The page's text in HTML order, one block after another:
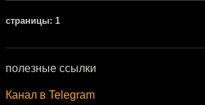
cтраницы: 1
полезные ссылки
Канал в Telegram